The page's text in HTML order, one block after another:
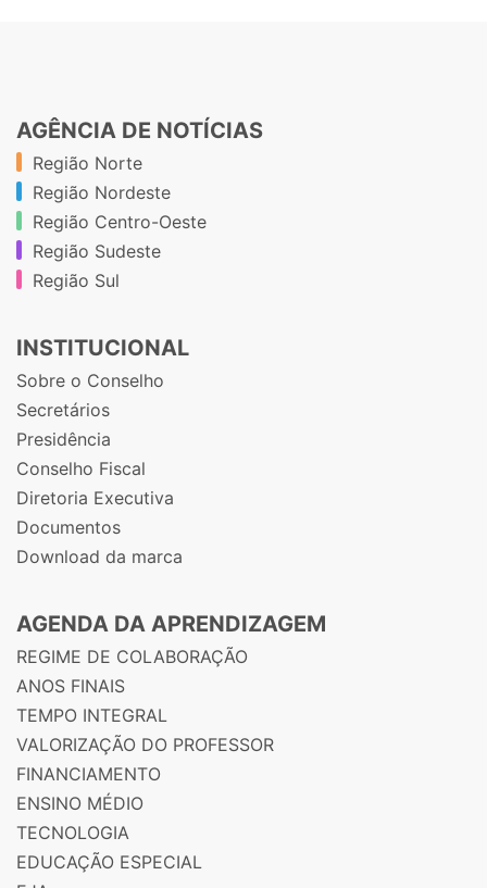
AGÊNCIA DE NOTÍCIAS
Região Norte
Região Nordeste
Região Centro-Oeste
Região Sudeste
Região Sul
INSTITUCIONAL
Sobre o Conselho
Secretários
Presidência
Conselho Fiscal
Diretoria Executiva
Documentos
Download da marca
AGENDA DA APRENDIZAGEM
REGIME DE COLABORAÇÃO
ANOS FINAIS
TEMPO INTEGRAL
VALORIZAÇÃO DO PROFESSOR
FINANCIAMENTO
ENSINO MÉDIO
TECNOLOGIA
EDUCAÇÃO ESPECIAL